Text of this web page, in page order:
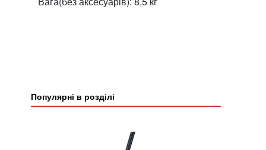
Популярні в розділі